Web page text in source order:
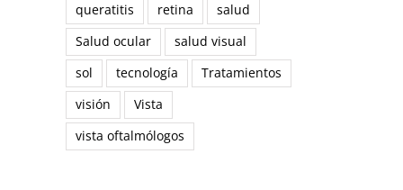
queratitis
retina
salud
Salud ocular
salud visual
sol
tecnología
Tratamientos
visión
Vista
vista oftalmólogos